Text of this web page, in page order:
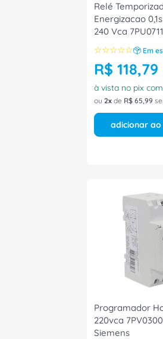
Relé
Energizacao
240 Vca
Siemens
☆☆☆☆☆ Em
R$ 118,79
à vista no pix com
ou 2 de R$ 65,99
adicionar
Programador
220vca
Siemens